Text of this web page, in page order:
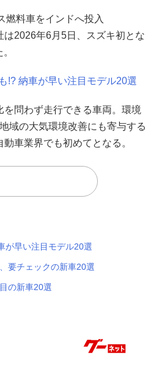
燃料車をインドへ投入
2026年6月5日、スズキ初とな
!? 納車が早い注目モデル20選
問わず走行できる車両。環境
域の大気環境改善にも寄与する
車業界でも初めてとなる。
が早い注目モデル20選
要チェックの新車20選
の新車20選